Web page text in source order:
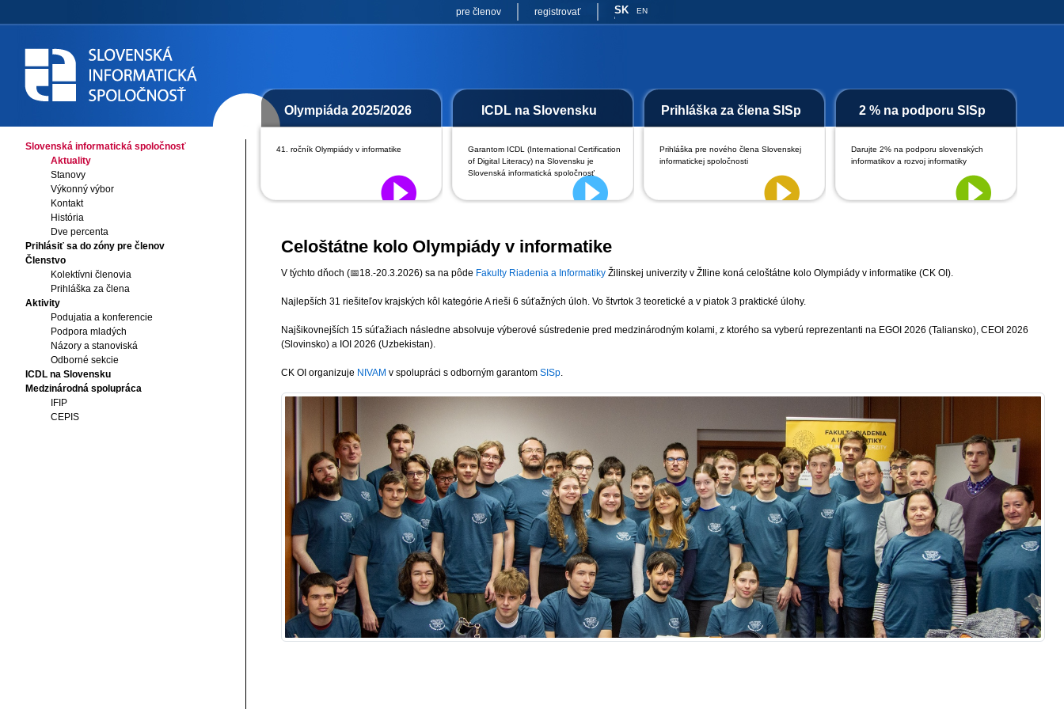
pre členov registrovať SK EN
Slovenská informatická spoločnosť
Aktuality
Stanovy
Výkonný výbor
Kontakt
História
Dve percenta
Prihlásiť sa do zóny pre členov
Členstvo
Kolektívni členovia
Prihláška za člena
Aktivity
Podujatia a konferencie
Podpora mladých
Názory a stanoviská
Odborné sekcie
ICDL na Slovensku
Medzinárodná spolupráca
IFIP
CEPIS
Celoštátne kolo Olympiády v informatike
V týchto dňoch (📅18.-20.3.2026) sa na pôde Fakulty Riadenia a Informatiky Žilinskej univerzity v ŽIline koná celoštátne kolo Olympiády v informatike (CK OI).
Najlepších 31 riešiteľov krajských kôl kategórie A rieši 6 súťažných úloh. Vo štvrtok 3 teoretické a v piatok 3 praktické úlohy.
Najšikovnejších 15 súťažiach následne absolvuje výberové sústredenie pred medzinárodným kolami, z ktorého sa vyberú reprezentanti na EGOI 2026 (Taliansko), CEOI 2026
(Slovinsko) a IOI 2026 (Uzbekistan).
CK OI organizuje NIVAM v spolupráci s odborným garantom SISp.
Olympiáda 2025/2026
41. ročník Olympiády v informatike
ICDL na Slovensku
Garantom ICDL (International Certification
of Digital Literacy) na Slovensku je
Slovenská informatická spoločnosť
Prihláška za člena SISp
Prihláška pre nového člena Slovenskej
informatickej spoločnosti
2 % na podporu SISp
Darujte 2% na podporu slovenských
informatikov a rozvoj informatiky